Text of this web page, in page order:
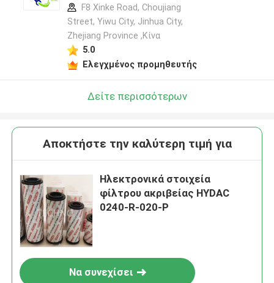
F8 Xinke Road, Choujiang
Street, Yiwu City, Jinhua City,
Zhejiang Province ,Κίνα
5.0
Ελεγχμένος προμηθευτής
Δείτε περισσότερων
Αποκτήστε την καλύτερη τιμή για
Ηλεκτρονικά στοιχεία
φίλτρου ακριβείας HYDAC
0240-R-020-P
Να συνεχίσει